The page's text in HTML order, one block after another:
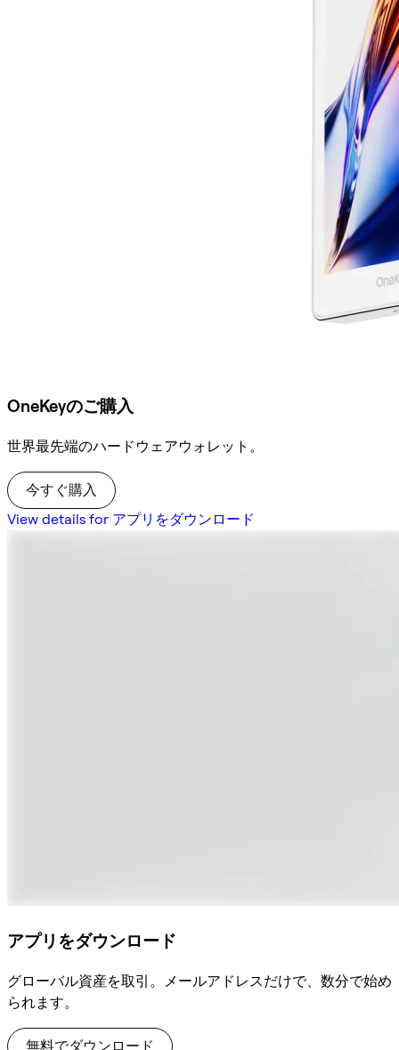
OneKeyのご購入
世界最先端のハードウェアウォレット。
今すぐ購入
View details for アプリをダウンロード
アプリをダウンロード
グローバル資産を取引。メールアドレスだけで、数分で始め
られます。
無料でダウンロード